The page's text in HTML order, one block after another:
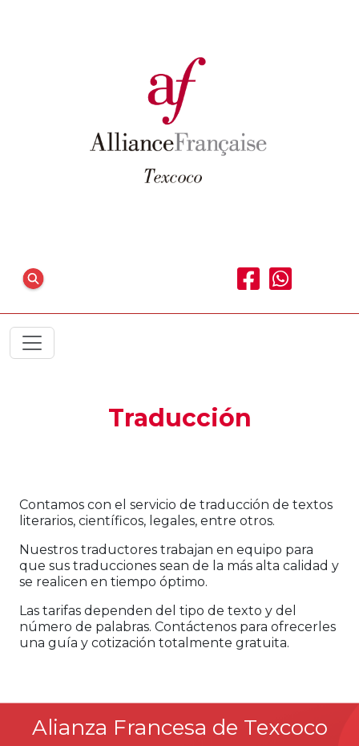
Traducción
Contamos con el servicio de traducción de textos
literarios, científicos, legales, entre otros.
Nuestros traductores trabajan en equipo para
que sus traducciones sean de la más alta calidad y
se realicen en tiempo óptimo.
Las tarifas dependen del tipo de texto y del
número de palabras. Contáctenos para ofrecerles
una guía y cotización totalmente gratuita.
Alianza Francesa de Texcoco